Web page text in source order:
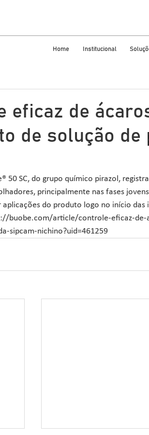
Home Institucional
eficaz de
de solução de
50 SC, do grupo químico pirazol,
principalmente nas fases
aplicações do produto logo no início das
buobe.com/article/controle-eficaz-
sipcam-nichino?uid=461259